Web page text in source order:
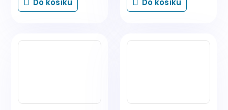
Do košíku Do košíku